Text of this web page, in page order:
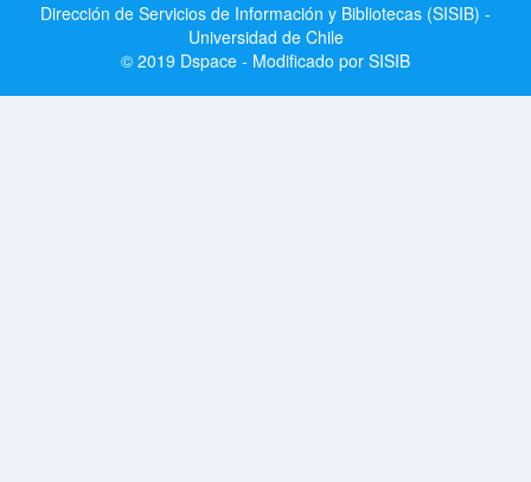
Dirección de Servicios de Información y Bibliotecas (SISIB) -
Universidad de Chile
© 2019 Dspace - Modificado por SISIB